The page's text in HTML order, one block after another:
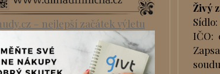
Živý
IČO: